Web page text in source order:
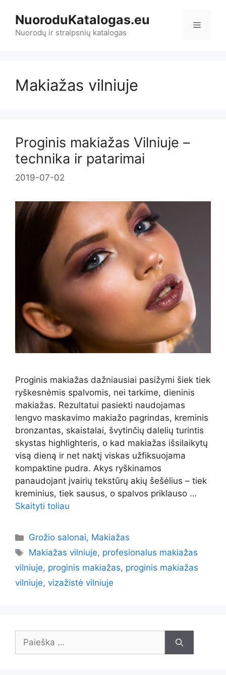
turinio
NuoroduKatalogas.eu
Nuorodų ir straipsnių katalogas
Meniu
Makiažas vilniuje
Proginis makiažas Vilniuje –
technika ir patarimai
2019-07-02
Proginis makiažas dažniausiai pasižymi šiek tiek
ryškesnėmis spalvomis, nei tarkime, dieninis
makiažas. Rezultatui pasiekti naudojamas
lengvo maskavimo makiažo pagrindas, kreminis
bronzantas, skaistalai, švytinčių dalelių turintis
skystas highlighteris, o kad makiažas išsilaikytų
visą dieną ir net naktį viskas užfiksuojama
kompaktine pudra. Akys ryškinamos
panaudojant įvairių tekstūrų akių šešėlius – tiek
kreminius, tiek sausus, o spalvos priklauso …
Skaityti toliau
Kategorijos
Grožio salonai, Makiažas
Žymos
Makiažas vilniuje, profesionalus makiažas
vilniuje, proginis makiažas, proginis makiažas
vilniuje, vizažistė vilniuje
Ieškoti: